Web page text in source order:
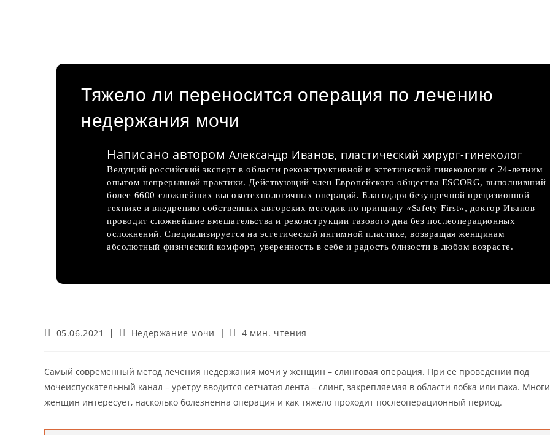
Тяжело ли переносится операция по лечению
недержания мочи
Написано авторомАлександр Иванов, пластический хирург-гинеколог
Ведущий российский эксперт в области реконструктивной и эстетической гинекологии с 24-летним
опытом непрерывной практики. Действующий член Европейского общества ESCORG, выполнивший
более 6600 сложнейших высокотехнологичных операций. Благодаря безупречной прецизионной
технике и внедрению собственных авторских методик по принципу «Safety First», доктор Иванов
проводит сложнейшие вмешательства и реконструкции тазового дна без послеоперационных
осложнений. Специализируется на эстетической интимной пластике, возвращая женщинам
абсолютный физический комфорт, уверенность в себе и радость близости в любом возрасте.
Запись
05.06.2021
Рубрика
Недержание мочи
Время
4 мин. чтения
Самый современный метод лечения недержания мочи у женщин – слинговая операция. При ее проведении под
мочеиспускательный канал – уретру вводится сетчатая лента – слинг, закрепляемая в области лобка или паха.
женщин интересует, насколько болезненна операция и как тяжело проходит послеоперационный период.